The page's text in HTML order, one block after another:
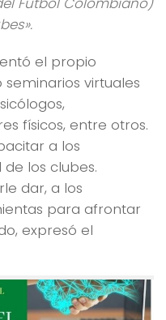
el propio
seminarios virtuales
físicos, entre otros.
a los
los clubes.
dar, a los
para afrontar
expresó el